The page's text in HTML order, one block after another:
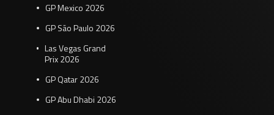
GP Mexico 2026
GP São Paulo 2026
Las Vegas Grand
Prix 2026
GP Qatar 2026
GP Abu Dhabi 2026